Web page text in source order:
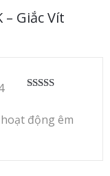
– Giắc Vít
động êm